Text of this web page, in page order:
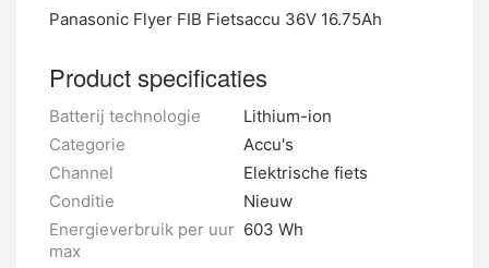
Panasonic Flyer FIB Fietsaccu 36V 16.75Ah
Product specificaties
Batterij technologie
Lithium-ion
Categorie
Accu's
Channel
Elektrische fiets
Conditie
Nieuw
Energieverbruik per uur
max
603 Wh